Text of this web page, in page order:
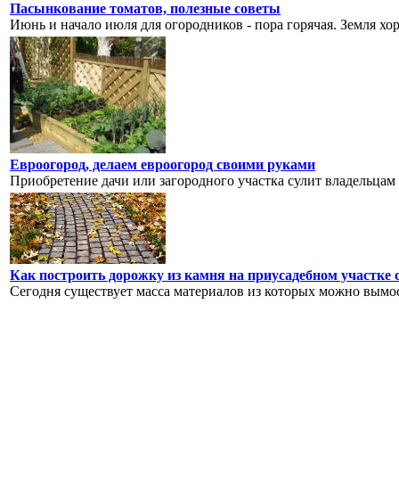
Пасынкование томатов, полезные советы
Июнь и начало июля для огородников - пора горячая. Земля
Евроогород, делаем евроогород своими руками
Приобретение дачи или загородного участка сулит
Как построить дорожку из камня на приусадебном
Сегодня существует масса материалов из которых можно